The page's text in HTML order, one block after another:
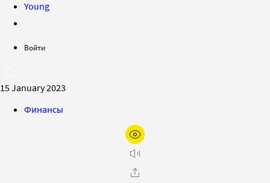
Young
Войти
15 January 2023
Финансы